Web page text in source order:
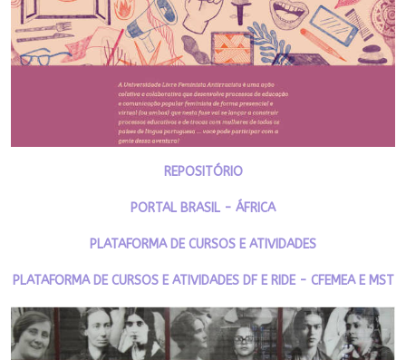
REPOSITÓRIO
PORTAL BRASIL - ÁFRICA
PLATAFORMA DE CURSOS E ATIVIDADES
PLATAFORMA DE CURSOS E ATIVIDADES DF E RIDE - CFEMEA E MST